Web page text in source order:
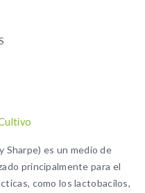
Sharpe) es un medio de
principalmente para el
como los lactobacilos,